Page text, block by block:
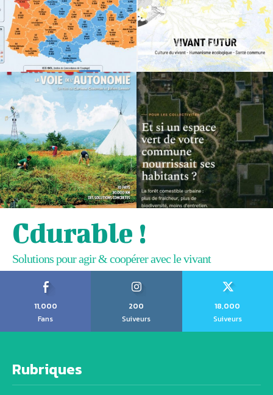
Cdurable !
Solutions pour agir & coopérer avec le vivant
11,000
Fans
200
Suiveurs
18,000
Suiveurs
Rubriques